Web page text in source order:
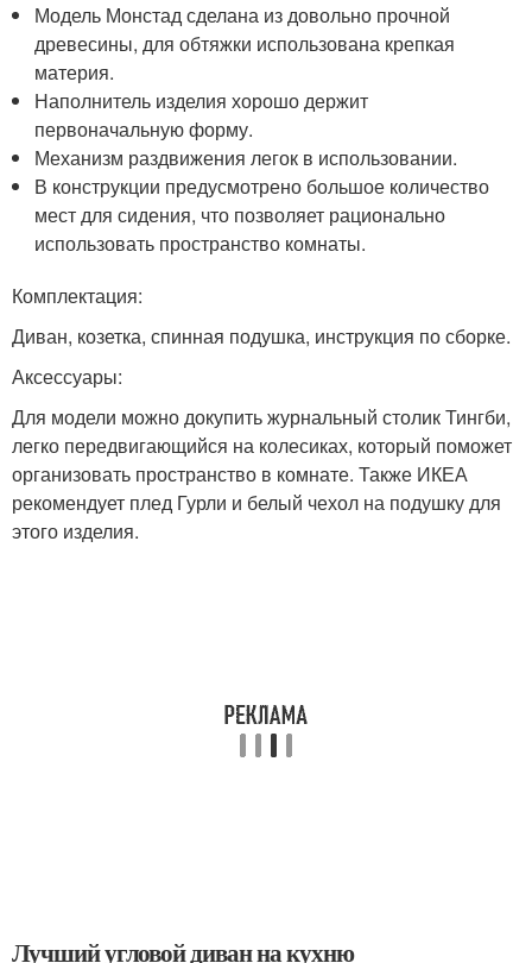
Модель Монстад сделана из довольно прочной
древесины, для обтяжки использована крепкая
материя.
Наполнитель изделия хорошо держит
первоначальную форму.
Механизм раздвижения легок в использовании.
В конструкции предусмотрено большое количество
мест для сидения, что позволяет рационально
использовать пространство комнаты.
Комплектация:
Диван, козетка, спинная подушка, инструкция по сборке.
Аксессуары:
Для модели можно докупить журнальный столик Тингби,
легко передвигающийся на колесиках, который поможет
организовать пространство в комнате. Также ИКЕА
рекомендует плед Гурли и белый чехол на подушку для
этого изделия.
Лучший угловой диван на кухню